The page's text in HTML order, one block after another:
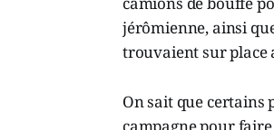
jérômienne, ainsi
trouvaient sur place
On sait que certains